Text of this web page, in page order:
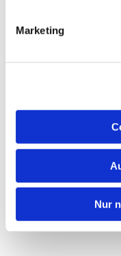
Marketing
Nur